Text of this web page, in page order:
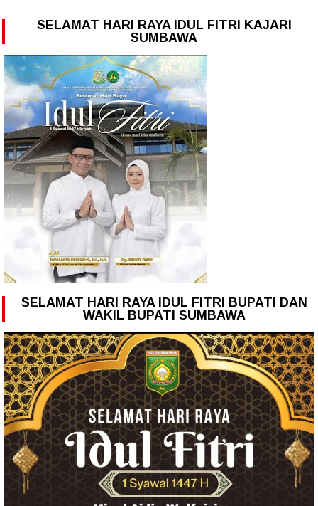
SELAMAT HARI RAYA IDUL FITRI KAJARI
SUMBAWA
SELAMAT HARI RAYA IDUL FITRI BUPATI DAN
WAKIL BUPATI SUMBAWA